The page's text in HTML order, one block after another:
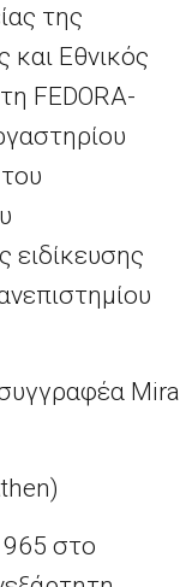
της
και Εθνικός
FEDORA-
Mira
στο